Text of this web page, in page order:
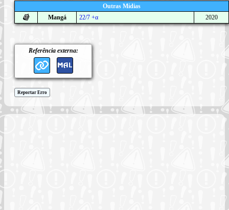
Outras Mídias
Mangá
22/7 +α 2020
Referência externa:
Reportar Erro